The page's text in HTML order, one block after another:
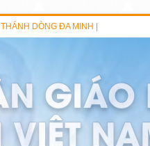
THÁNH DÒNG ĐA MINH |